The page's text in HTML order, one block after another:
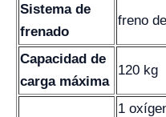
Sistema de
frenado
freno
Capacidad de
carga máxima
120 kg
1